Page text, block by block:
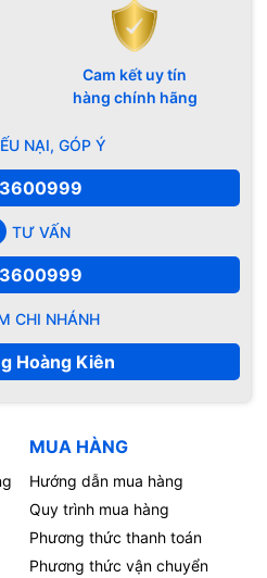
Cam kết uy tín
hàng chính hãng
NẠI, GÓP Ý
TƯ VẤN
CHI NHÁNH
Hoàng Kiên
MUA HÀNG
Hướng dẫn mua hàng
Quy trình mua hàng
Phương thức thanh toán
Phương thức vận chuyển